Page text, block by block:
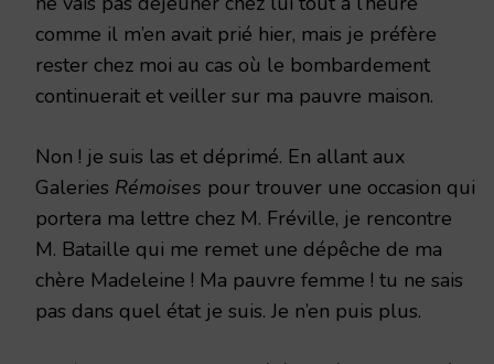
comme il m’en avait prié hier, mais je préfère
rester chez moi au cas où le bombardement
continuerait et veiller sur ma pauvre maison.
Non ! je suis las et déprimé. En allant aux
Galeries Rémoises pour trouver une occasion qui
portera ma lettre chez M. Fréville, je rencontre
M. Bataille qui me remet une dépêche de ma
chère Madeleine ! Ma pauvre femme ! tu ne sais
pas dans quel état je suis. Je n’en puis plus.